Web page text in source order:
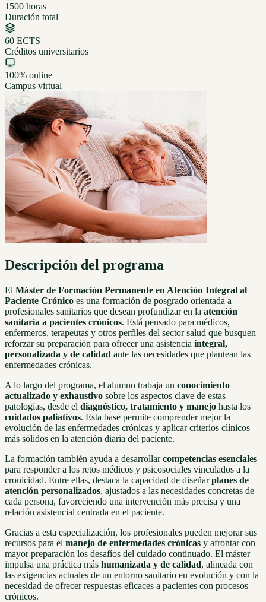
1500 horas
Duración total
60 ECTS
Créditos universitarios
100% online
Campus virtual
Descripción del programa
El Máster de Formación Permanente en Atención Integral al
Paciente Crónico es una formación de posgrado orientada a
profesionales sanitarios que desean profundizar en la atención
sanitaria a pacientes crónicos. Está pensado para médicos,
enfermeros, terapeutas y otros perfiles del sector salud que busquen
reforzar su preparación para ofrecer una asistencia integral,
personalizada y de calidad ante las necesidades que plantean las
enfermedades crónicas.
A lo largo del programa, el alumno trabaja un conocimiento
actualizado y exhaustivo sobre los aspectos clave de estas
patologías, desde el diagnóstico, tratamiento y manejo hasta los
cuidados paliativos. Esta base permite comprender mejor la
evolución de las enfermedades crónicas y aplicar criterios clínicos
más sólidos en la atención diaria del paciente.
La formación también ayuda a desarrollarcompetencias esenciales
para responder a los retos médicos y psicosociales vinculados a la
cronicidad. Entre ellas, destaca la capacidad de diseñarplanes de
atención personalizados, ajustados a las necesidades concretas de
cada persona, favoreciendo una intervención más precisa y una
relación asistencial centrada en el paciente.
Gracias a esta especialización, los profesionales pueden mejorar sus
recursos para el manejo de enfermedades crónicas y afrontar con
mayor preparación los desafíos del cuidado continuado. El máster
impulsa una práctica más humanizada y de calidad, alineada con
las exigencias actuales de un entorno sanitario en evolución y con la
necesidad de ofrecer respuestas eficaces a pacientes con procesos
crónicos.